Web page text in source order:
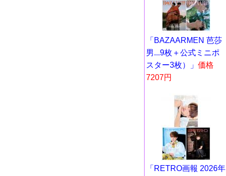
「BAZAARMEN 芭莎
男...9枚＋公式ミニポ
スター3枚）」 価格
7207円
「RETRO画報 2026年